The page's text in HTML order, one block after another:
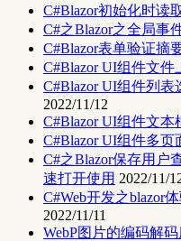
C#Blazor初始化时读
C#之Blazor之全局事
C#Blazor表单验证摘
C#Blazor UI组件文件
C#Blazor UI组件列
2022/11/12
C#Blazor UI组件文本
C#Blazor UI组件多页
C#之Blazor保存用户
速打开使用 2022/11/
C#Web开发之blazor
2022/11/11
WebP图片的编码解